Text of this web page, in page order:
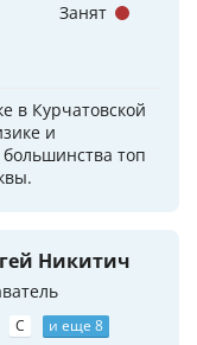
в Курчатовской
и
топ
Занят
Никитич
C и еще 8